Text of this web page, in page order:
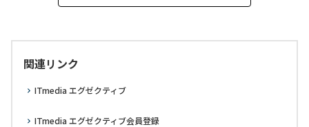
関連リンク
ITmedia エグゼクティブ
ITmedia エグゼクティブ会員登録